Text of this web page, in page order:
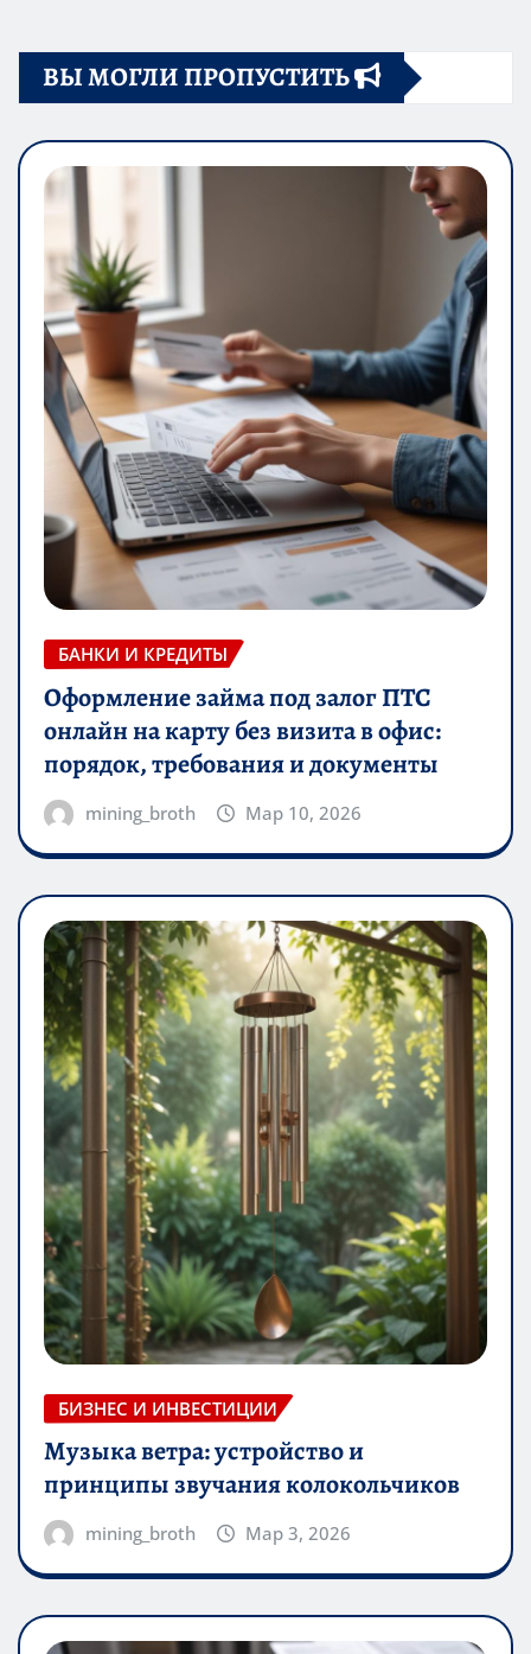
ВЫ МОГЛИ ПРОПУСТИТЬ
БАНКИ И КРЕДИТЫ
Оформление займа под залог ПТС
онлайн на карту без визита в офис:
порядок, требования и документы
mining_broth Мар 10, 2026
БИЗНЕС И ИНВЕСТИЦИИ
Музыка ветра: устройство и
принципы звучания колокольчиков
mining_broth Мар 3, 2026